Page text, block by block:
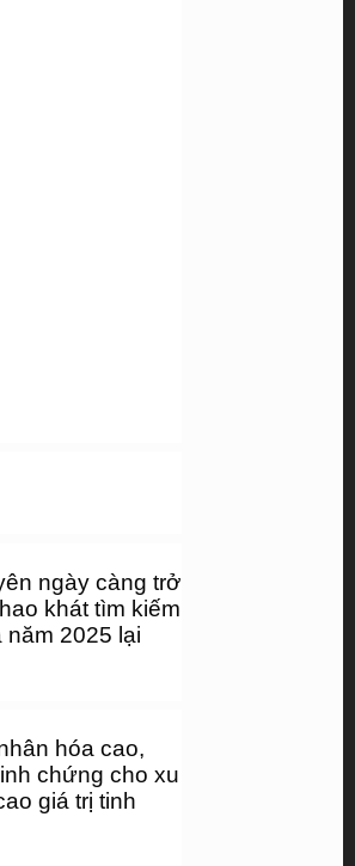
ngày càng trở
khát tìm kiếm
2025 lại
hóa cao,
chứng cho xu
giá trị tinh